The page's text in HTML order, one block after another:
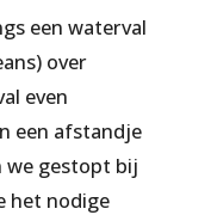
een waterval
over
even
een afstandje
we gestopt bij
het nodige